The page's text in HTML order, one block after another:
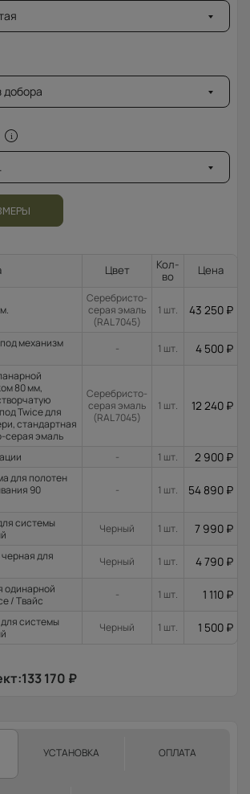
добора
Цвет
Кол-
во
Цена
Серебристо-
серая эмаль
(RAL 7045)
1 шт. 43 250 ₽
механизм
- 1 шт. 4 500 ₽
80 мм,
Twice для
стандартная
серая эмаль
Серебристо-
серая эмаль
(RAL 7045)
1 шт. 12 240 ₽
- 1 шт. 2 900 ₽
для полотен
90
- 1 шт. 54 890 ₽
системы
Черный 1 шт. 7 990 ₽
для
Черный 1 шт. 4 790 ₽
одинарной
/ Твайс
- 1 шт. 1 110 ₽
системы
Черный 1 шт. 1 500 ₽
133 170 ₽
УСТАНОВКА ОПЛАТА